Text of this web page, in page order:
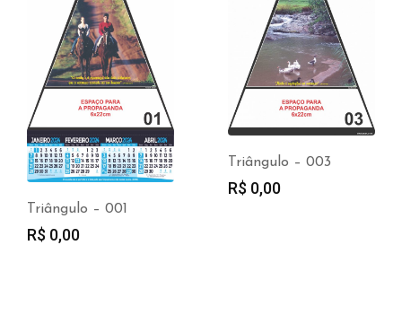
Triângulo – 001
R$ 0,00
Triângulo – 003
R$ 0,00